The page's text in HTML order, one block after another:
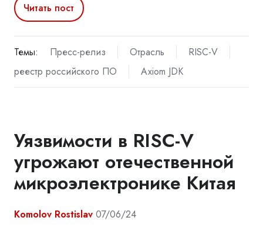
Читать пост
Темы: Пресс-релиз Отрасль
RISC-V
реестр российского ПО
Axiom JDK
Уязвимости в RISC-V
угрожают отечественной
микроэлектронике Китая
Komolov Rostislav 07/06/24